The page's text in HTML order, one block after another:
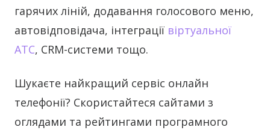
гарячих ліній, додавання голосового меню,
автовідповідача, інтеграції віртуальної
АТС, CRM-системи тощо.
Шукаєте найкращий сервіс онлайн
телефонії? Скористайтеся сайтами з
оглядами та рейтингами програмного